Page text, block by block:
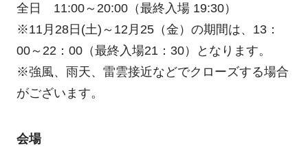
全日 11:00～20:00（最終入場 19:30）
※11月28日(土)～12月25（金）の期間は、13：
00～22：00（最終入場21：30）となります。
※強風、雨天、雷雲接近などでクローズする場合
がございます。
会場